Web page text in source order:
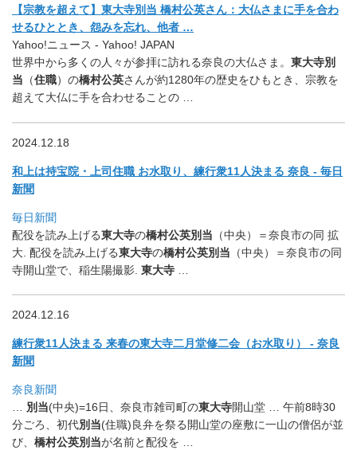
【宗教を超えて】東大寺別当 橋村公英さん：大仏さまに手を合わ
せるひととき、怨みを忘れ、他者 …
Yahoo!ニュース - Yahoo! JAPAN
世界中から多くの人々が参拝に訪れる奈良の大仏さま。 東大寺別
当 （住職）の橋村公英さんが約1280年の歴史をひもとき、宗教を
超えて大仏に手を合わせることの …
2024.12.18
和上は持宝院・上司住職 お水取り、練行衆11人決まる 奈良 - 毎日
新聞
毎日新聞
配役を読み上げる東大寺の橋村公英別当 （中央）＝奈良市の同 拡
大. 配役を読み上げる東大寺の橋村公英別当 （中央）＝奈良市の同
寺開山堂で、稲生陽撮影. 東大寺
2024.12.16
練行衆11人決まる 来春の東大寺二月堂修二会（お水取り） - 奈良
新聞
奈良新聞
… 別当(中央)=16日、奈良市雑司町の東大寺開山堂 … 午前8時30
分ごろ、初代別当(住職)良弁を祭る開山堂の座敷に一山の僧侶が並
び、 橋村公英別当が名前と配役を …